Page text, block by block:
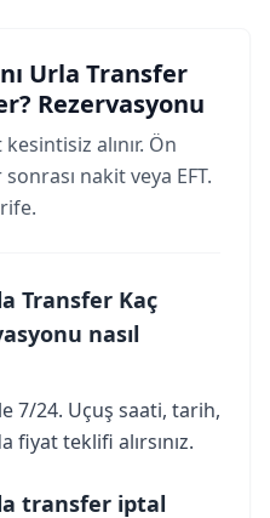
Urla Transfer
Rezervasyonu
alınır. Ön
nakit veya EFT.
Transfer Kaç
nasıl
7/24. Uçuş saati, tarih,
fiyat teklifi alırsınız.
transfer iptal